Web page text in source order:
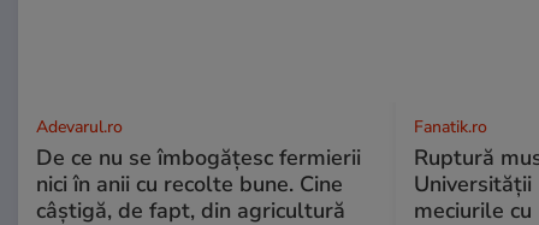
Adevarul.ro
De ce nu se îmbogățesc fermierii
nici în anii cu recolte bune. Cine
câștigă, de fapt, din agricultură
Fanatik.ro
Ruptură
Universității
meciurile cu